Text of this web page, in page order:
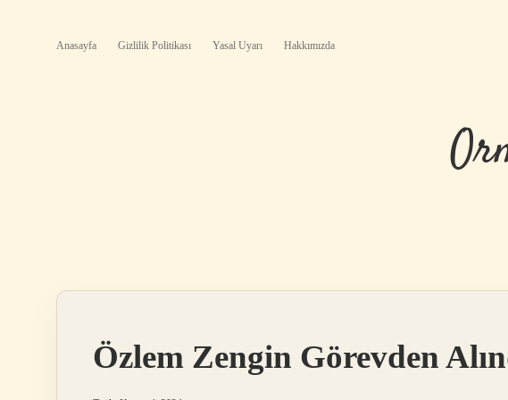
Anasayfa Gizlilik Politikası Yasal Uyarı Hakkımızda
Özlem Zengin Görevden